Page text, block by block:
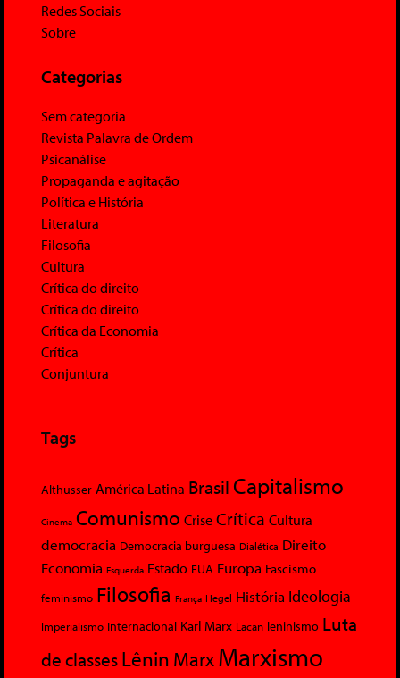
Redes Sociais
Sobre
Categorias
Sem categoria
Revista Palavra de Ordem
Psicanálise
Propaganda e agitação
Política e História
Literatura
Filosofia
Cultura
Crítica do direito
Crítica do direito
Crítica da Economia
Crítica
Conjuntura
Tags
Althusser América Latina Brasil Capitalismo
Cinema Comunismo Crise Crítica Cultura
democracia Democracia burguesa Dialética Direito
Economia Esquerda Estado EUA Europa Fascismo
feminismo Filosofia França Hegel História Ideologia
Imperialismo Internacional Karl Marx Lacan leninismo Luta
de classesLênin MarxMarxismo